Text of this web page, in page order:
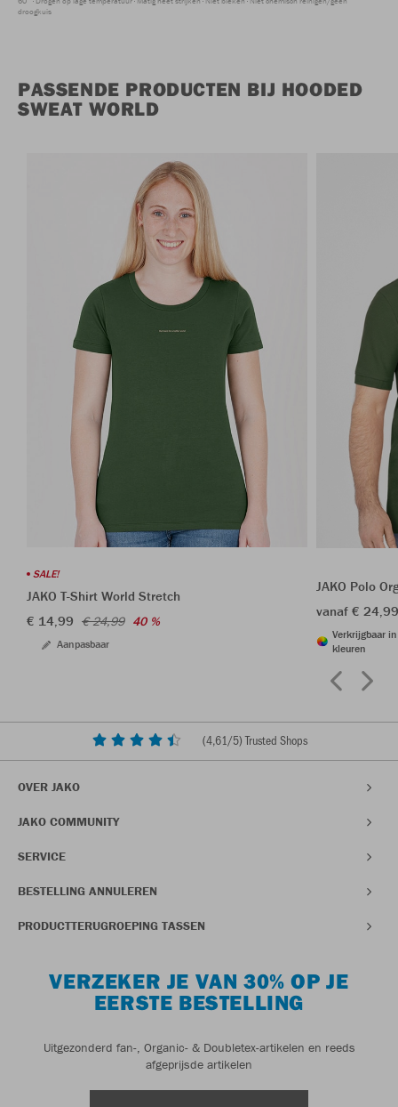
droogkuis
PASSENDE PRODUCTEN BIJ HOODED
SWEAT WORLD
SALE!
JAKO T-Shirt World Stretch
€ 14,99 € 24,99 40 %
Aanpasbaar
JAKO Polo
vanaf €
Verkrijgbaar
kleuren
(4,61/5) Trusted Shops
OVER JAKO
JAKO COMMUNITY
SERVICE
BESTELLING ANNULEREN
PRODUCTTERUGROEPING TASSEN
VERZEKER JE VAN 30% OP JE
EERSTE BESTELLING
Uitgezonderd fan-, Organic- & Doubletex-artikelen en reeds
afgeprijsde artikelen